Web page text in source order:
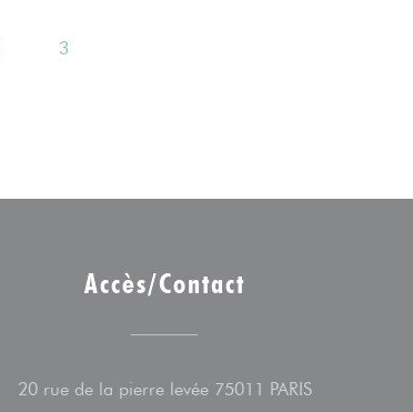
3
Accès/Contact
20 rue de la pierre levée 75011 PARIS((ouvre une